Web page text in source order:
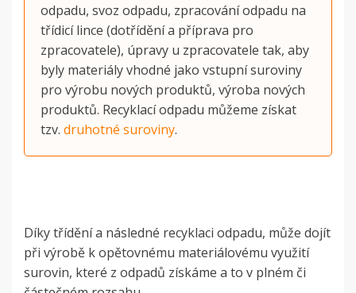
odpadu, svoz odpadu, zpracování odpadu na
třídicí lince (dotřídění a příprava pro
zpracovatele), úpravy u zpracovatele tak, aby
byly materiály vhodné jako vstupní suroviny
pro výrobu nových produktů, výroba nových
produktů. Recyklací odpadu můžeme získat
tzv. druhotné suroviny.
Díky třídění a následné recyklaci odpadu, může dojít
při výrobě k opětovnému materiálovému využití
surovin, které z odpadů získáme a to v plném či